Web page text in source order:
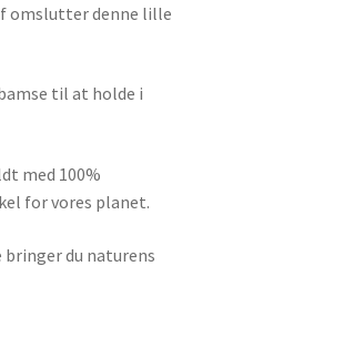
omslutter denne lille
til at holde i
med 100%
for vores planet.
bringer du naturens